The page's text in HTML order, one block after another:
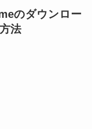
のダウンロー
法